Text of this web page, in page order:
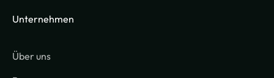
Unternehmen
Über uns